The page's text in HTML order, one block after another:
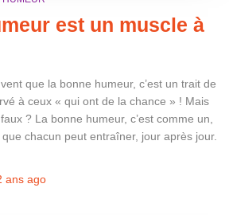
est un muscle à
que la bonne humeur, c’est un trait de
à ceux « qui ont de la chance » ! Mais
? La bonne humeur, c’est comme un,
chacun peut entraîner, jour après jour.
ans ago